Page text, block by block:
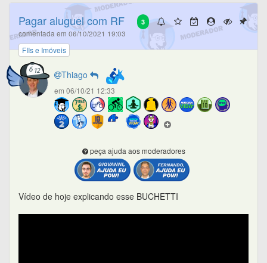
3
Pagar aluguel com RF
comentada em 06/10/2021 19:03
FIIs e Imóveis
Thiago
em 06/10/21 12:33
peça ajuda aos moderadores
Vídeo de hoje explicando esse BUCHETTI